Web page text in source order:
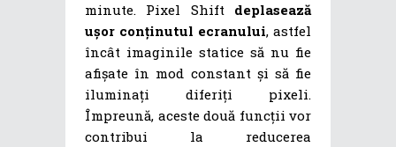
minute. Pixel Shift deplasează
ușor conținutul ecranului, astfel
încât imaginile statice să nu fie
afișate în mod constant și să fie
iluminați diferiți pixeli.
Împreună, aceste două funcții vor
contribui la reducerea